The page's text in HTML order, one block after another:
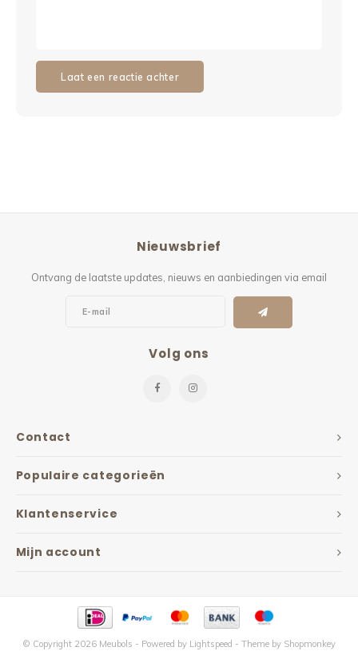
Laat een reactie achter
Contact
Nieuwsbrief
Ontvang de laatste updates, nieuws en aanbiedingen via email
Volg ons
Populaire categorieën
Klantenservice
Mijn account
© Copyright 2026 Meubols - Powered by Lightspeed - Theme by Shopmonkey